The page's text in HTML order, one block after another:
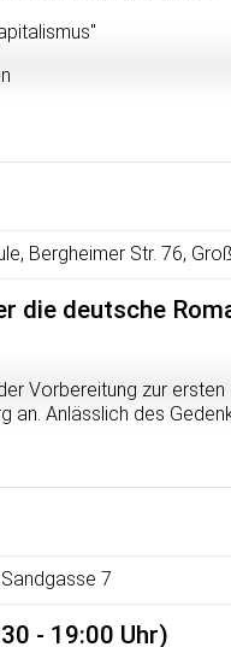
Bergheimer Str. 76,
die deutsche
Vorbereitung zur
an. Anlässlich des
„Von den Juden und
christlich-mittelalterlichen
des 19. Jahrhunderts,
Tischgesellschaft“,
7
- 19:00 Uhr)